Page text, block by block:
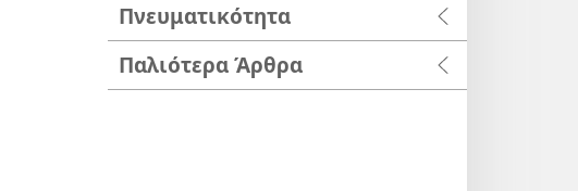
Πνευματικότητα
Παλιότερα Άρθρα